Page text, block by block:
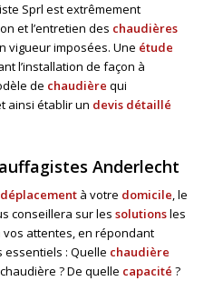
Sprl est extrêmement
et l’entretien des chaudières
vigueur imposées. Une étude
l’installation de façon à
de chaudière qui
ainsi établir un devis détaillé
Anderlecht
déplacementà votre domicile, le
conseillera sur les solutionsles
attentes, en répondant
: Quelle chaudière
? De quelle capacité ?